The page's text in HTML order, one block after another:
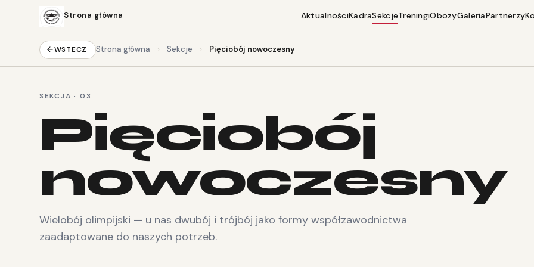
Strona główna AktualnościKadraSekcjeTreningiObozyGaleriaPartnerzy
WSTECZ Strona główna › Sekcje › Pięciobój nowoczesny
SEKCJA · 03
Pięciobój
nowoczesny
Wielobój olimpijski — u nas dwubój i trójbój jako formy współzawodnictwa
zaadaptowane do naszych potrzeb.